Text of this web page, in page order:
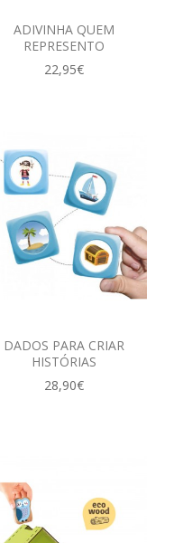
ADIVINHA QUEM
REPRESENTO
22,95€
DADOS PARA CRIAR
HISTÓRIAS
28,90€